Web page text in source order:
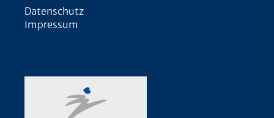
Datenschutz
Impressum